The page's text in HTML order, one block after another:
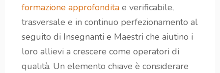
formazione approfondita e verificabile,
trasversale e in continuo perfezionamento al
seguito di Insegnanti e Maestri che aiutino i
loro allievi a crescere come operatori di
qualità. Un elemento chiave è considerare